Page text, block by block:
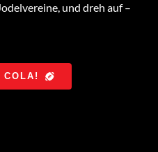
und dreh auf –
COLA!